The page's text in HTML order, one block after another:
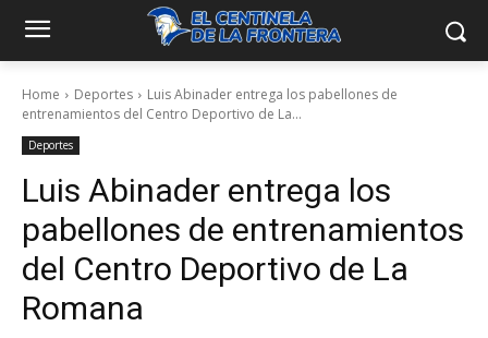
Home Deportes
Luis Abinader entrega los pabellones de
entrenamientos del Centro Deportivo de La...
Deportes
Luis Abinader entrega los
pabellones de entrenamientos
del Centro Deportivo de La
Romana